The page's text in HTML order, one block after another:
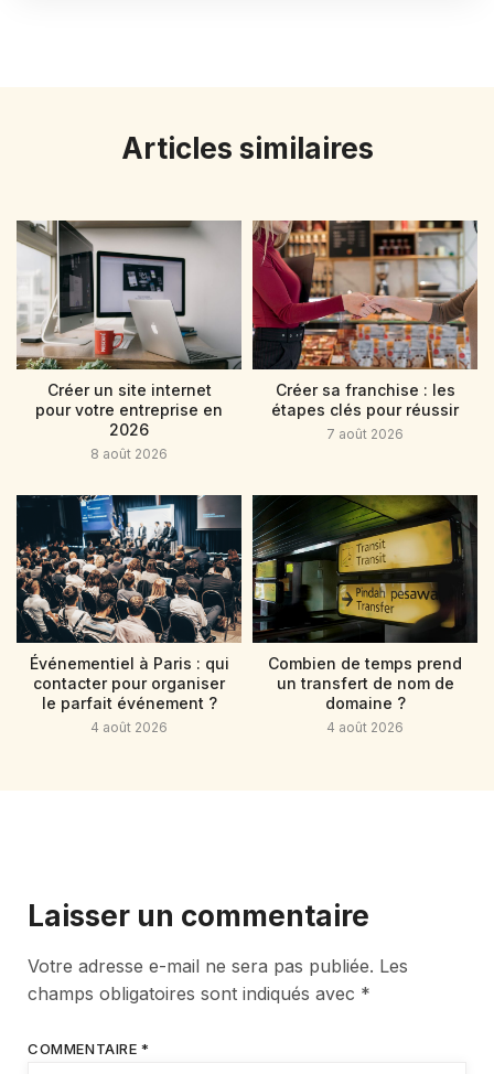
Articles similaires
Créer un site internet
pour votre entreprise en
2026
8 août 2026
Créer sa franchise : les
étapes clés pour réussir
7 août 2026
Événementiel à Paris : qui
contacter pour organiser
le parfait événement ?
4 août 2026
Combien de temps prend
un transfert de nom de
domaine ?
4 août 2026
Laisser un commentaire
Votre adresse e-mail ne sera pas publiée. Les
champs obligatoires sont indiqués avec *
COMMENTAIRE*